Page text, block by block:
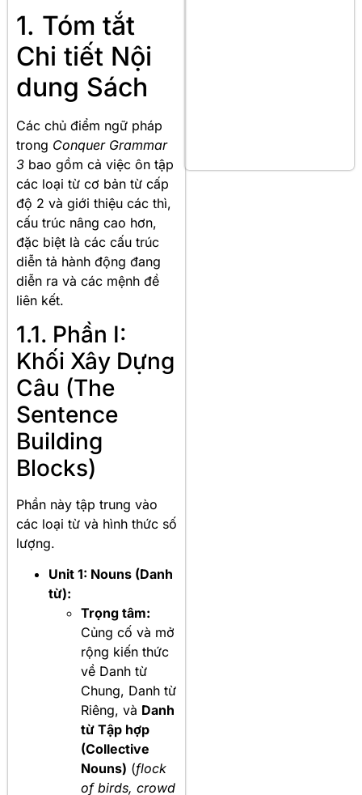
1. Tóm tắt
Chi tiết Nội
dung Sách
Các chủ điểm ngữ pháp
trong Conquer Grammar
3 bao gồm cả việc ôn tập
các loại từ cơ bản từ cấp
độ 2 và giới thiệu các thì,
cấu trúc nâng cao hơn,
đặc biệt là các cấu trúc
diễn tả hành động đang
diễn ra và các mệnh đề
liên kết.
1.1. Phần I:
Khối Xây Dựng
Câu (The
Sentence
Building
Blocks)
Phần này tập trung vào
các loại từ và hình thức số
lượng.
Unit 1: Nouns (Danh
từ):
Trọng tâm:
Củng cố và mở
rộng kiến thức
về Danh từ
Chung, Danh từ
Riêng, và Danh
từ Tập hợp
(Collective
Nouns) (flock
of birds, crowd